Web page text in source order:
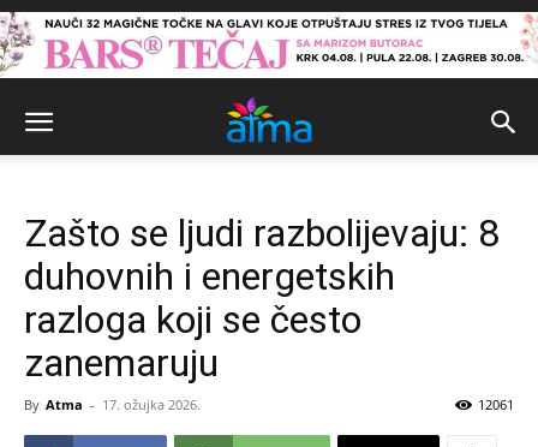
Zašto se ljudi razbolijevaju: 8
duhovnih i energetskih
razloga koji se često
zanemaruju
By Atma - 17. ožujka 2026. 12061